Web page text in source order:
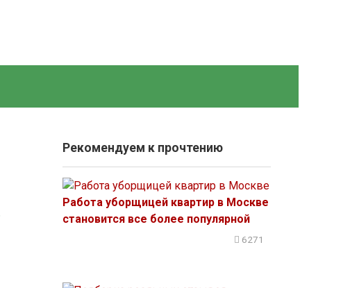
Рекомендуем к прочтению
Работа уборщицей квартир в Москве
становится все более популярной
6271